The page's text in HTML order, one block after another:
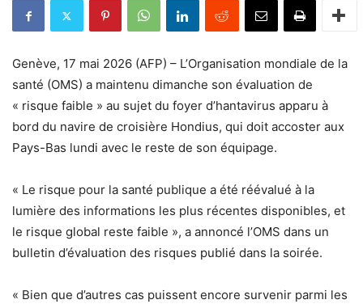
Genève, 17 mai 2026 (AFP) – L’Organisation mondiale de la
santé (OMS) a maintenu dimanche son évaluation de
« risque faible » au sujet du foyer d’hantavirus apparu à
bord du navire de croisière Hondius, qui doit accoster aux
Pays-Bas lundi avec le reste de son équipage.
« Le risque pour la santé publique a été réévalué à la
lumière des informations les plus récentes disponibles, et
le risque global reste faible », a annoncé l’OMS dans un
bulletin d’évaluation des risques publié dans la soirée.
« Bien que d’autres cas puissent encore survenir parmi les